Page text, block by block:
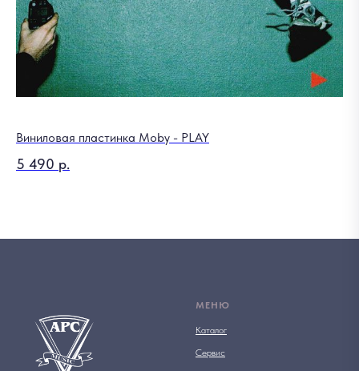
Виниловая пластинка Moby - PLAY
5 490 р.
МЕНЮ
Каталог
Сервис